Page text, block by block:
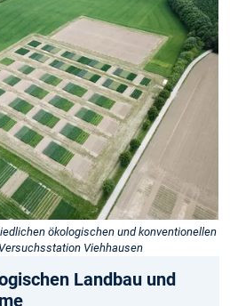
ökologischen und konventionellen
Viehhausen
Landbau und